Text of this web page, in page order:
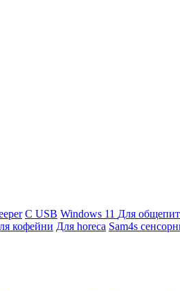
С USB Windows 11 Для
кофейни Для horeca Sam4s